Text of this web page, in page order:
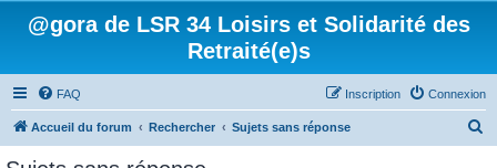
@gora de LSR 34 Loisirs et Solidarité des
Retraité(e)s
FAQ Connexion
Inscription
Accueil du forum Rechercher Sujets sans réponse